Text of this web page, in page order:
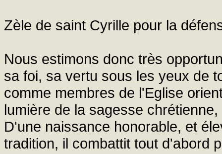
Zèle de saint Cyrille pour la
Nous estimons donc très
sa foi, sa vertu sous les yeux de
comme membres de l'Eglise
lumière de la sagesse
D'une naissance honorable, et
tradition, il combattit tout d'abord